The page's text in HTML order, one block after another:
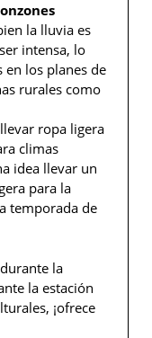
la lluvia es
intensa, lo
los planes de
rurales como
ropa ligera
climas
idea llevar un
para la
temporada de
la
la estación
¡ofrece